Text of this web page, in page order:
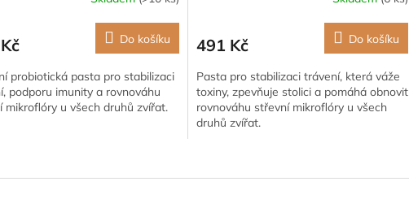
Do košíku
probiotická pasta pro stabilizaci
podporu imunity a rovnováhu
mikroflóry u všech druhů zvířat.
491 Kč Do košíku
Pasta pro stabilizaci trávení, která váže
toxiny, zpevňuje stolici a pomáhá obnovit
rovnováhu střevní mikroflóry u všech
druhů zvířat.
v